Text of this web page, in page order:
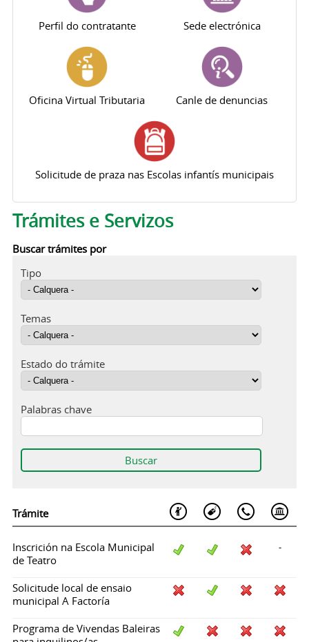
Perfil do contratante Sede electrónica
Oficina Virtual Tributaria Canle de denuncias
Solicitude de praza nas Escolas infantís municipais
Trámites e Servizos
Buscar trámites por
Tipo
Temas
Estado do trámite
Palabras chave
Trámite
Inscrición na Escola Municipal
de Teatro
-
Solicitude local de ensaio
municipal A Factoría
Programa de Vivendas Baleiras